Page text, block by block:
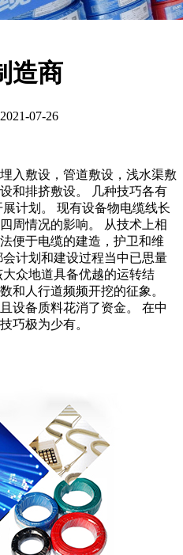
造商
07-26
入敷设，管道敷设，浅水渠敷
和排挤敷设。 几种技巧各有
计划。 现有设备物电缆线长
周情况的影响。 从技术上相
便于电缆的建造，护卫和维
计划和建设过程当中已思量
众地道具备优越的运转结
和人行道频频开挖的征象。
设备质料花消了资金。 在中
巧极为少有。